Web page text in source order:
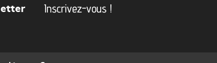
Inscrivez-vous !